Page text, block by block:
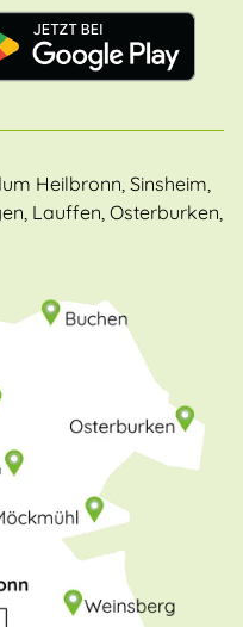
Heilbronn, Sinsheim,
Lauffen, Osterburken,